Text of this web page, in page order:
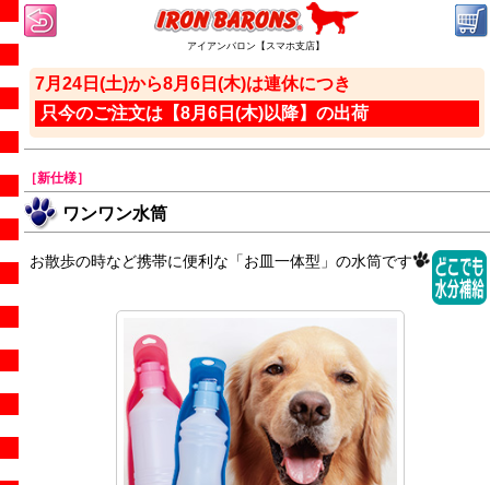
アイアンバロン【スマホ支店】
7月24日(土)から8月6日(木)は連休につき
只今のご注文は【8月6日(木)以降】の出荷
［新仕様］
ワンワン水筒
お散歩の時など携帯に便利な「お皿一体型」の水筒です